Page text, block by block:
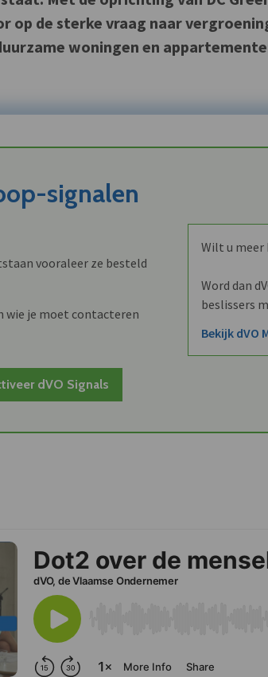
op de sterke vraag naar
woningen en
signalen
vooraleer ze besteld
wie je moet contacteren
dVO Signals
Wilt u meer
Word dan
beslissers
Bekijk dVO